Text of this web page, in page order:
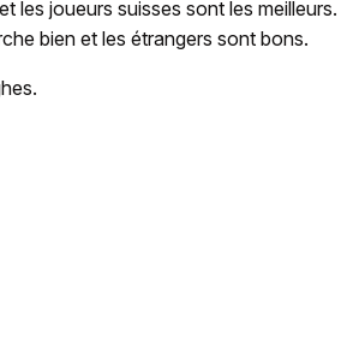
les joueurs suisses sont les meilleurs.
bien et les étrangers sont bons.